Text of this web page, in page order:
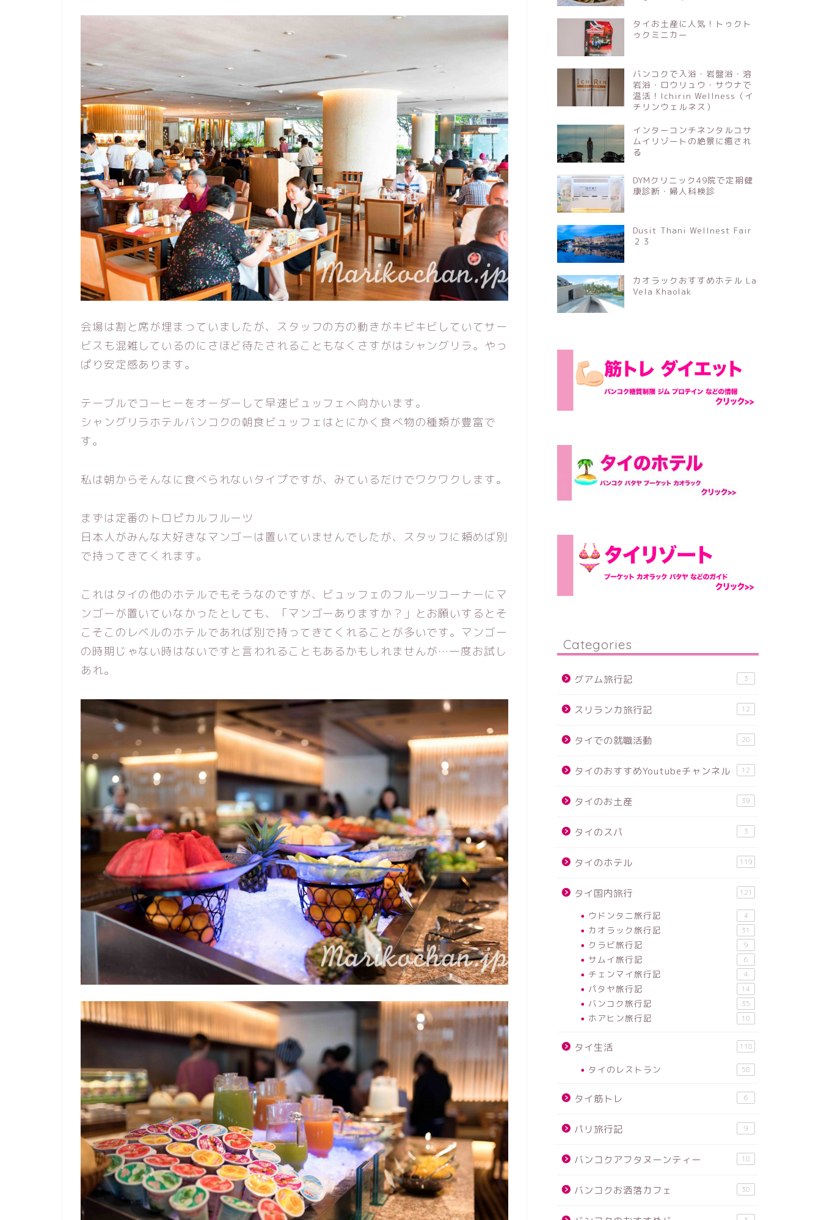
会場は割と席が埋まっていましたが、スタッフの方の動きがキビキビしていてサー
ビスも混雑しているのにさほど待たされることもなくさすがはシャングリラ。やっ
ぱり安定感あります。
テーブルでコーヒーをオーダーして早速ビュッフェへ向かいます。
シャングリラホテルバンコクの朝食ビュッフェはとにかく食べ物の種類が豊富で
す。
私は朝からそんなに食べられないタイプですが、みているだけでワクワクします。
まずは定番のトロピカルフルーツ
日本人がみんな大好きなマンゴーは置いていませんでしたが、スタッフに頼めば別
で持ってきてくれます。
これはタイの他のホテルでもそうなのですが、ビュッフェのフルーツコーナーにマ
ンゴーが置いていなかったとしても、「マンゴーありますか？」とお願いするとそ
こそこのレベルのホテルであれば別で持ってきてくれることが多いです。マンゴー
の時期じゃない時はないですと言われることもあるかもしれませんが…一度お試し
あれ。
タイお土産に人気！トゥクト
ゥクミニカー
バンコクで入浴・岩盤浴・溶
岩浴・ロウリュウ・サウナで
温活！Ichirin Wellness（イ
チリンウェルネス）
インターコンチネンタルコサ
ムイリゾートの絶景に癒され
る
DYMクリニック49院で定期健
康診断・婦人科検診
Dusit Thani Wellnest Fair
２３
カオラックおすすめホテル La
Vela Khaolak
Categories
グアム旅行記 3
スリランカ旅行記 12
タイでの就職活動 20
タイのおすすめYoutubeチャンネル 12
タイのお土産 39
タイのスパ 3
タイのホテル 119
タイ国内旅行 121
ウドンタニ旅行記 4
カオラック旅行記 31
クラビ旅行記 9
サムイ旅行記 6
チェンマイ旅行記 4
パタヤ旅行記 14
バンコク旅行記 35
ホアヒン旅行記 10
タイ生活 118
タイのレストラン 58
タイ筋トレ 6
パリ旅行記 9
バンコクアフタヌーンティー 18
バンコクお洒落カフェ 30